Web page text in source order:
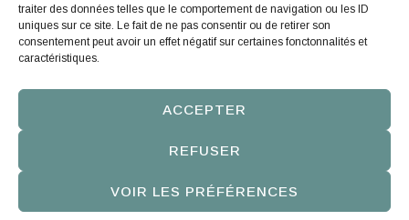
traiter des données telles que le comportement de navigation ou les ID
uniques sur ce site. Le fait de ne pas consentir ou de retirer son
consentement peut avoir un effet négatif sur certaines fonctonnalités et
caractéristiques.
ACCEPTER
REFUSER
VOIR LES PRÉFÉRENCES